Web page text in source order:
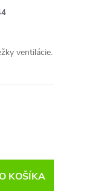
ventilácie.
KOŠÍKA